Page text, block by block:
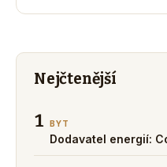
Nejčtenější
1 BYT
Dodavatel energií: